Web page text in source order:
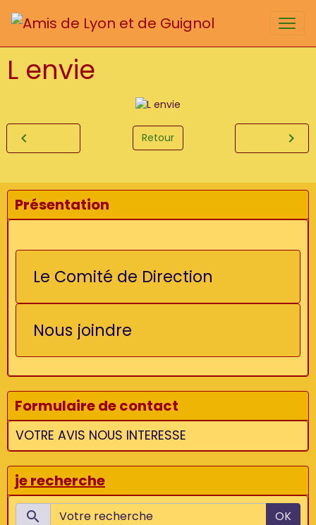
L envie
Retour
Présentation
Le Comité de Direction
Nous joindre
Formulaire de contact
VOTRE AVIS NOUS INTERESSE
je recherche
OK